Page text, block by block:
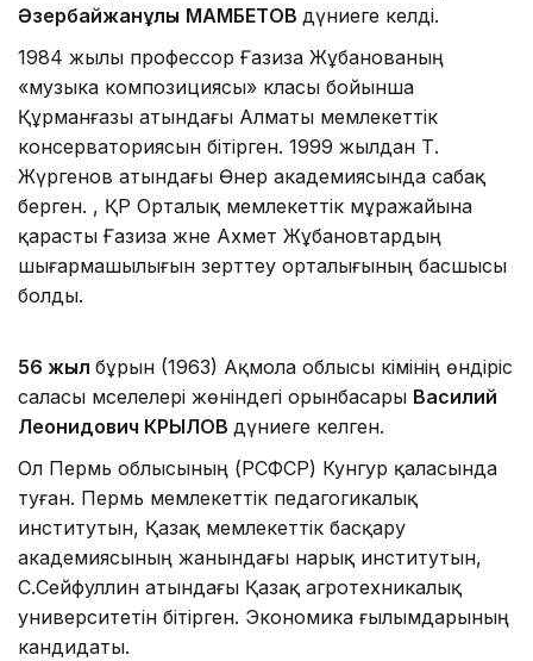
Әзербайжанұлы МАМБЕТОВ дүниеге келді.
1984 жылы профессор Ғазиза Жұбанованың
«музыка композициясы» класы бойынша
Құрманғазы атындағы Алматы мемлекеттік
консерваториясын бітірген. 1999 жылдан Т.
Жүргенов атындағы Өнер академиясында сабақ
берген. , ҚР Орталық мемлекеттік мұражайына
қарасты Ғазиза және Ахмет Жұбановтардың
шығармашылығын зерттеу орталығының басшысы
болды.
56 жыл бұрын (1963) Ақмола облысы әкімінің өндіріс
саласы мәселелері жөніндегі орынбасары Василий
Леонидович КРЫЛОВ дүниеге келген.
Ол Пермь облысының (РСФСР) Кунгур қаласында
туған. Пермь мемлекеттiк педагогикалық
институтын, Қазақ мемлекеттiк басқару
академиясының жанындағы нарық институтын,
С.Сейфуллин атындағы Қазақ агротехникалық
университетiн бiтiрген. Экономика ғылымдарының
кандидаты.